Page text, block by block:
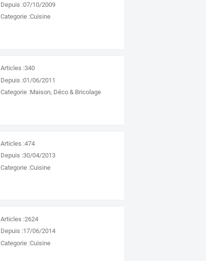
Depuis :07/10/2009
Categorie :Cuisine
Articles :340
Depuis :01/06/2011
Categorie :Maison, Déco & Bricolage
Articles :474
Depuis :30/04/2013
Categorie :Cuisine
Articles :2624
Depuis :17/06/2014
Categorie :Cuisine